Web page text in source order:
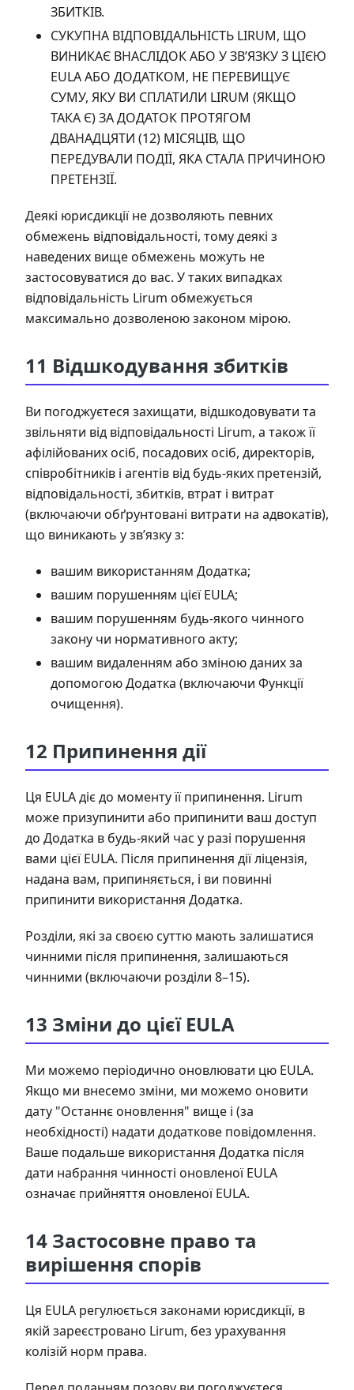
ЗБИТКІВ.
СУКУПНА ВІДПОВІДАЛЬНІСТЬ LIRUM, ЩО
ВИНИКАЄ ВНАСЛІДОК АБО У ЗВ’ЯЗКУ З ЦІЄЮ
EULA АБО ДОДАТКОМ, НЕ ПЕРЕВИЩУЄ
СУМУ, ЯКУ ВИ СПЛАТИЛИ LIRUM (ЯКЩО
ТАКА Є) ЗА ДОДАТОК ПРОТЯГОМ
ДВАНАДЦЯТИ (12) МІСЯЦІВ, ЩО
ПЕРЕДУВАЛИ ПОДІЇ, ЯКА СТАЛА ПРИЧИНОЮ
ПРЕТЕНЗІЇ.
Деякі юрисдикції не дозволяють певних
обмежень відповідальності, тому деякі з
наведених вище обмежень можуть не
застосовуватися до вас. У таких випадках
відповідальність Lirum обмежується
максимально дозволеною законом мірою.
11 Відшкодування збитків
Ви погоджуєтеся захищати, відшкодовувати та
звільняти від відповідальності Lirum, а також її
афілійованих осіб, посадових осіб, директорів,
співробітників і агентів від будь-яких претензій,
відповідальності, збитків, втрат і витрат
(включаючи обґрунтовані витрати на адвокатів),
що виникають у зв’язку з:
вашим використанням Додатка;
вашим порушенням цієї EULA;
вашим порушенням будь-якого чинного
закону чи нормативного акту;
вашим видаленням або зміною даних за
допомогою Додатка (включаючи Функції
очищення).
12 Припинення дії
Ця EULA діє до моменту її припинення. Lirum
може призупинити або припинити ваш доступ
до Додатка в будь-який час у разі порушення
вами цієї EULA. Після припинення дії ліцензія,
надана вам, припиняється, і ви повинні
припинити використання Додатка.
Розділи, які за своєю суттю мають залишатися
чинними після припинення, залишаються
чинними (включаючи розділи 8–15).
13 Зміни до цієї EULA
Ми можемо періодично оновлювати цю EULA.
Якщо ми внесемо зміни, ми можемо оновити
дату "Останнє оновлення" вище і (за
необхідності) надати додаткове повідомлення.
Ваше подальше використання Додатка після
дати набрання чинності оновленої EULA
означає прийняття оновленої EULA.
14 Застосовне право та
вирішення спорів
Ця EULA регулюється законами юрисдикції, в
якій зареєстровано Lirum, без урахування
колізій норм права.